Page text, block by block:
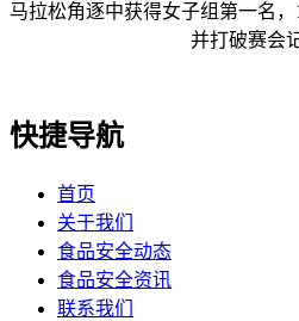
马拉松角逐中获得女子组第一名，
并打破赛会
快捷导航
首页
关于我们
食品安全动态
食品安全资讯
联系我们